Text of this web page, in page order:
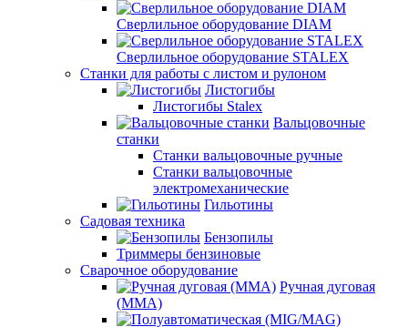
Сверлильное оборудование DIAM
Сверлильное оборудование STALEX
Станки для работы с листом и рулоном
Листогибы
Листогибы Stalex
Вальцовочные
станки
Станки вальцовочные ручные
Станки вальцовочные
электромеханические
Гильотины
Садовая техника
Бензопилы
Триммеры бензиновые
Сварочное оборудование
Ручная дуговая
(MMA)